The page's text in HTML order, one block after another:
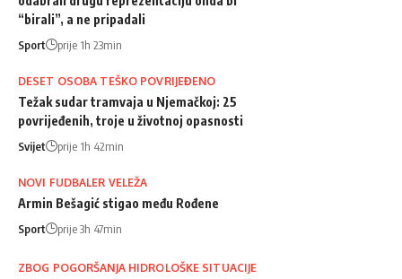
“birali”, a ne pripadali
Sport prije 1h 23min
DESET OSOBA TEŠKO POVRIJEĐENO
Težak sudar tramvaja u Njemačkoj: 25
povrijeđenih, troje u životnoj opasnosti
Svijet prije 1h 42min
NOVI FUDBALER VELEŽA
Armin Bešagić stigao među Rođene
Sport prije 3h 47min
ZBOG POGORŠANJA HIDROLOŠKE SITUACIJE